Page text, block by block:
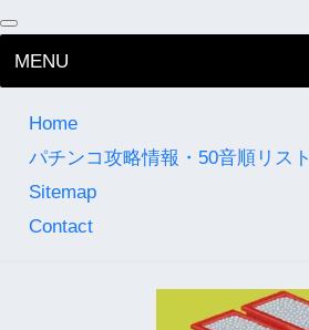
MENU
Home
パチンコ攻略情報・50音順リスト
Sitemap
Contact